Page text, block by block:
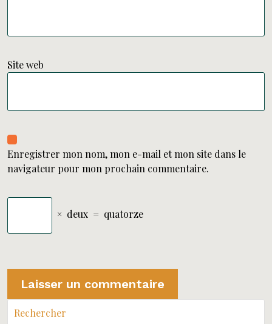
Site web
Enregistrer mon nom, mon e-mail et mon site dans le
navigateur pour mon prochain commentaire.
× deux = quatorze
Rechercher